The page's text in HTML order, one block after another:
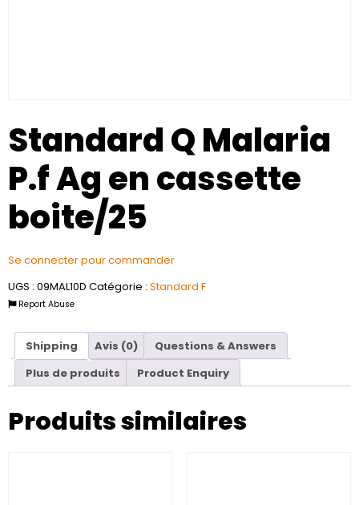
Standard Q Malaria
P.f Ag en cassette
boite/25
Se connecter pour commander
UGS : 09MAL10D Catégorie : Standard F
Report Abuse
Shipping Avis (0)
Questions & Answers
Plus de produits
Product Enquiry
Produits similaires